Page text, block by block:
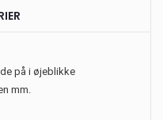
på i øjeblikke
mm.